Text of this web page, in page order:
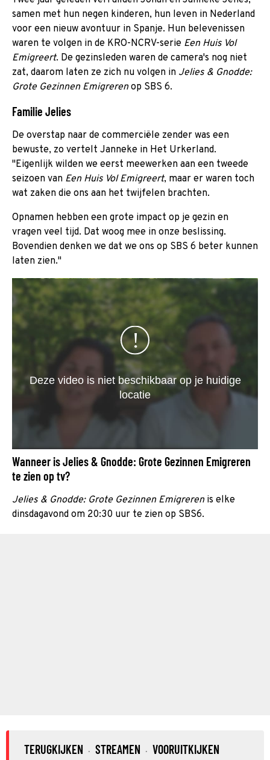
samen met hun negen kinderen, hun leven in Nederland
voor een nieuw avontuur in Spanje. Hun belevenissen
waren te volgen in de KRO-NCRV-serie Een Huis Vol
Emigreert. De gezinsleden waren de camera's nog niet
zat, daarom laten ze zich nu volgen in Jelies & Gnodde:
Grote Gezinnen Emigrerenop SBS 6.
Familie Jelies
De overstap naar de commerciële zender was een
bewuste, zo vertelt Janneke in Het Urkerland.
"Eigenlijk wilden we eerst meewerken aan een tweede
seizoen van Een Huis Vol Emigreert, maar er waren toch
wat zaken die ons aan het twijfelen brachten.
Opnamen hebben een grote impact op je gezin en
vragen veel tijd. Dat woog mee in onze beslissing.
Bovendien denken we dat we ons op SBS 6 beter kunnen
laten zien."
Wanneer is Jelies & Gnodde: Grote Gezinnen Emigreren
te zien op tv?
Jelies & Gnodde: Grote Gezinnen Emigrerenis elke
dinsdagavond om 20:30 uur te zien op SBS6.
TERUGKIJKEN · STREAMEN · VOORUITKIJKEN